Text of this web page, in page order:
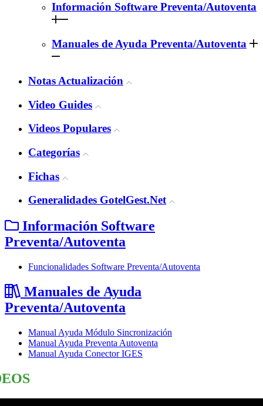
Información Software Preventa/Autoventa
Manuales de Ayuda Preventa/Autoventa
Notas Actualización
Video Guides
Videos Populares
Categorías
Fichas
Generalidades GotelGest.Net
Información Software
Preventa/Autoventa
Funcionalidades Software Preventa/Autoventa
Manuales de Ayuda
Preventa/Autoventa
Manual Ayuda Módulo Sincronización
Manual Ayuda Preventa Autoventa
Manual Ayuda Conector IGES